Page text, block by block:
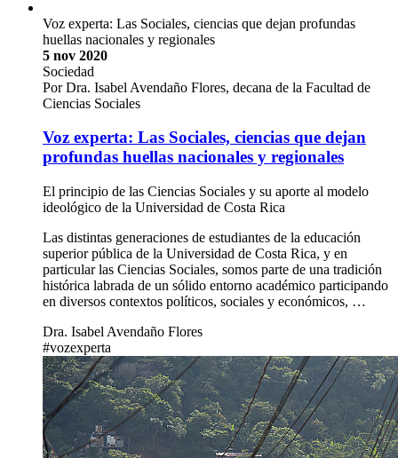
Voz experta: Las Sociales, ciencias que dejan profundas
huellas nacionales y regionales
5 nov 2020
Sociedad
Por Dra. Isabel Avendaño Flores, decana de la Facultad de
Ciencias Sociales